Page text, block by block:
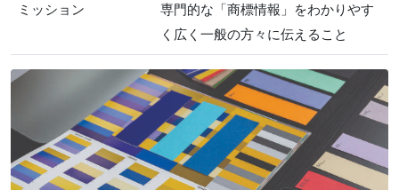
ミッション
専門的な「商標情報」をわかりやす
く広く一般の方々に伝えること